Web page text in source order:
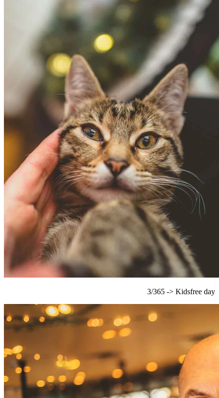
3/365 -> Kidsfree day